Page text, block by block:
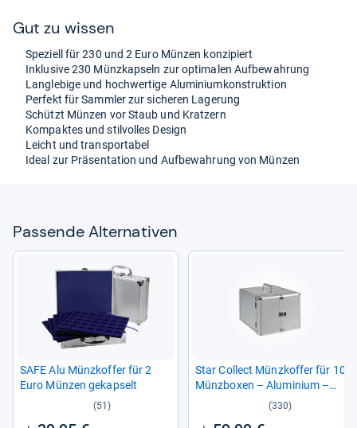
Gut zu wis­sen
Spe­zi­ell für 230 und 2 Euro Mün­zen kon­zi­piert
Inklu­sive 230 Münz­kap­seln zur opti­ma­len Auf­be­wah­rung
Lang­le­bige und hoch­wer­tige Alu­mi­ni­um­kon­struk­tion
Per­fekt für Samm­ler zur siche­ren Lage­rung
Schützt Mün­zen vor Staub und Krat­zern
Kom­pak­tes und stil­vol­les Design
Leicht und trans­por­ta­bel
Ideal zur Prä­sen­ta­tion und Auf­be­wah­rung von Mün­zen
Pas­sende Alter­na­ti­ven
SAFE Alu Münz­kof­fer für 2
Euro Mün­zen gekap­selt
(51)
Star Col­lect Münz­kof­fer für 10
Münz­bo­xen – Alu­mi­nium –
Schloss, für Mün­zen und
Münz­kap­seln bis 64 mm –
(330)